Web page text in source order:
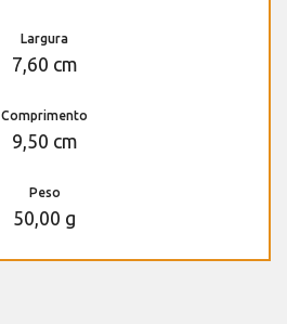
Largura
7,60 cm
Comprimento
9,50 cm
Peso
50,00 g